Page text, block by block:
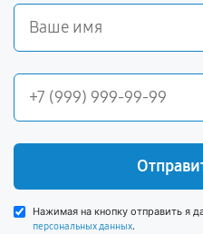
Нажимая на кнопку отправить я
персональных данных.